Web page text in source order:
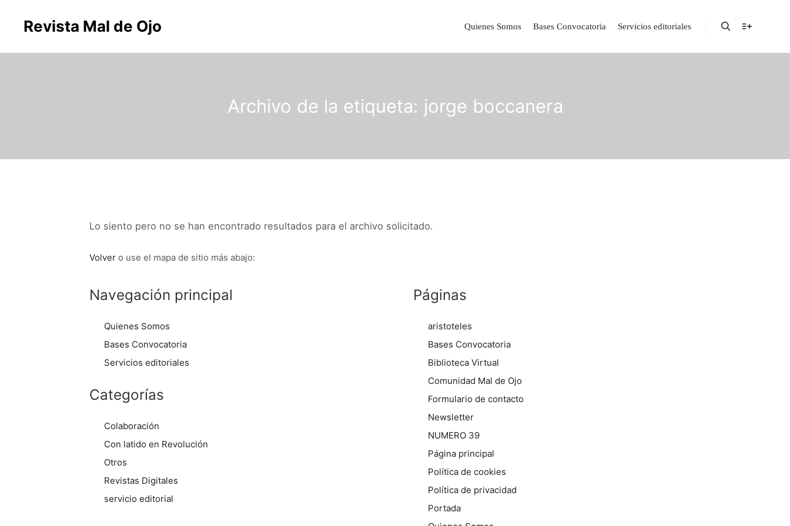
Revista Mal de Ojo Quienes Somos Bases Convocatoria Servicios editoriales
Archivo de la etiqueta: jorge boccanera
Lo siento pero no se han encontrado resultados para el archivo solicitado.
Volver o use el mapa de sitio más abajo:
Navegación principal
Quienes Somos
Bases Convocatoria
Servicios editoriales
Categorías
Colaboración
Con latido en Revolución
Otros
Revistas Digitales
servicio editorial
Páginas
aristoteles
Bases Convocatoria
Biblioteca Virtual
Comunidad Mal de Ojo
Formulario de contacto
Newsletter
NUMERO 39
Página principal
Política de cookies
Política de privacidad
Portada